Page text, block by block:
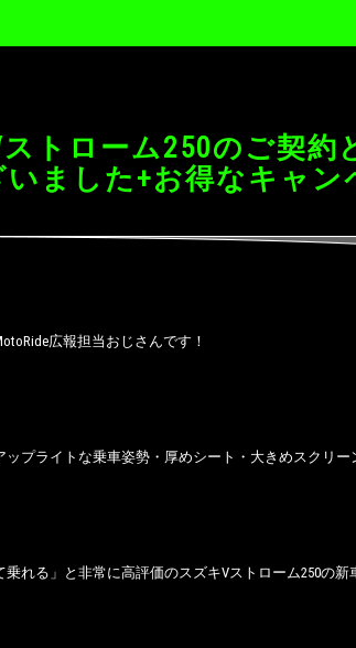
トローム250のご契約
いました+お得なキャン
広報担当おじさんです！
ップライトな乗車姿勢・厚めシート・大きめスクリー
乗れる」と非常に高評価のスズキVストローム250の新